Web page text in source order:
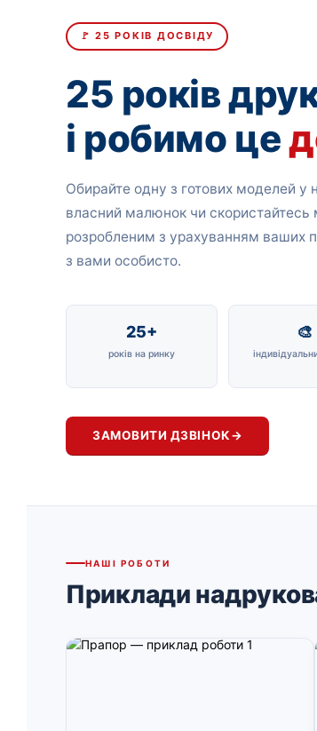
🚩 25 РОКІВ ДОСВІДУ
25 років
і робимо це
Обирайте одну з готових моделей
власний малюнок чи
розробленим з урахуванням ваших
з вами особисто.
25+
років на ринку
🎨
ЗАМОВИТИ ДЗВІНОК→
НАШІ РОБОТИ
Приклади